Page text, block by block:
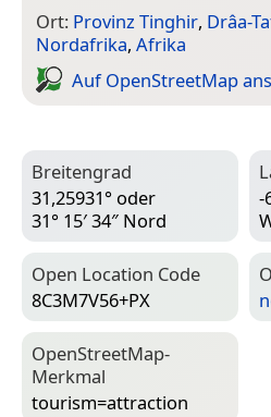
Ort: Provinz Tinghir, Drâa-
Nordafrika, Afrika
Auf Open­Street­Map
Breitengrad
31,25931° oder
31° 15′ 34″ Nord
-
Open Location Code
8C3M7V56+PX
Open­Street­Map-
Merkmal
tourism=­attraction